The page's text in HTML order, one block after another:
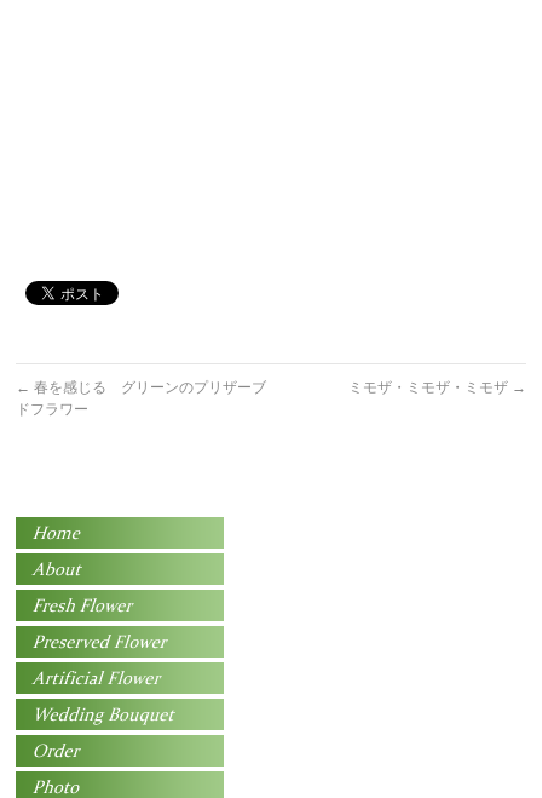
← 春を感じる グリーンのプリザーブ
ドフラワー
ミモザ・ミモザ・ミモザ →